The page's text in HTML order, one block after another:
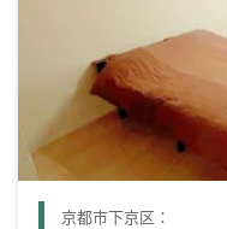
京都市下京区：